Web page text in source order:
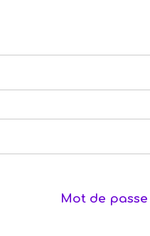
Mot de